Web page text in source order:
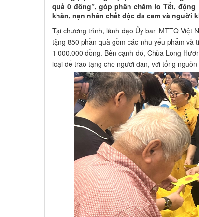
quả 0 đồng”, góp phần chăm lo Tết,
khăn, nạn nhân chất độc da cam và người
Tại chương trình, lãnh đạo Ủy ban MTTQ Việt
tặng 850 phần quà gồm các nhu yếu phẩm và
1.000.000 đồng. Bên cạnh đó, Chùa Long
loại để trao tặng cho người dân, với tổng